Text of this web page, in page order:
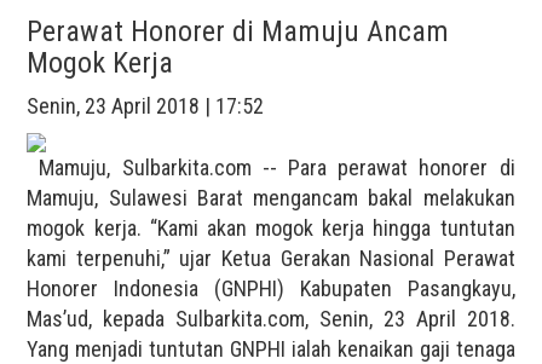
Perawat Honorer di Mamuju Ancam
Mogok Kerja
Senin, 23 April 2018 | 17:52
Mamuju, Sulbarkita.com -- Para perawat honorer di
Mamuju, Sulawesi Barat mengancam bakal melakukan
mogok kerja. “Kami akan mogok kerja hingga tuntutan
kami terpenuhi,” ujar Ketua Gerakan Nasional Perawat
Honorer Indonesia (GNPHI) Kabupaten Pasangkayu,
Mas’ud, kepada Sulbarkita.com, Senin, 23 April 2018.
Yang menjadi tuntutan GNPHI ialah kenaikan gaji tenaga